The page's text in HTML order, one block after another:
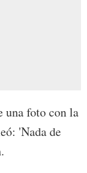
una foto con la
'Nada de